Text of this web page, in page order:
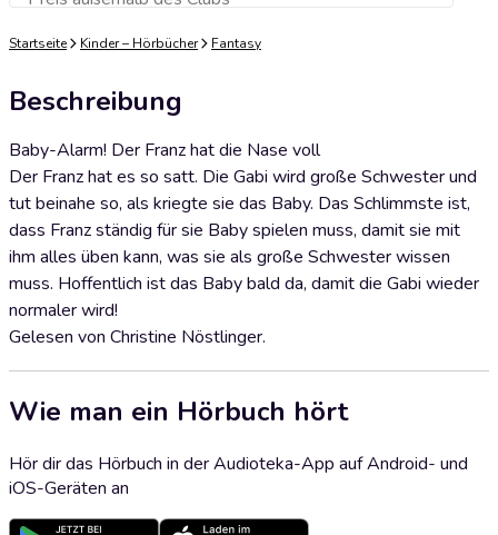
Zum Warenkorb hinzufügen
Startseite Kinder – Hörbücher Fantasy
Beschreibung
Baby-Alarm! Der Franz hat die Nase voll
Der Franz hat es so satt. Die Gabi wird große Schwester und
tut beinahe so, als kriegte sie das Baby. Das Schlimmste ist,
dass Franz ständig für sie Baby spielen muss, damit sie mit
ihm alles üben kann, was sie als große Schwester wissen
muss. Hoffentlich ist das Baby bald da, damit die Gabi wieder
normaler wird!
Gelesen von Christine Nöstlinger.
Wie man ein Hörbuch hört
Hör dir das Hörbuch in der Audioteka-App auf Android- und
iOS-Geräten an